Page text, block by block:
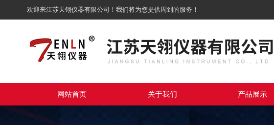
欢迎来江苏天翎仪器有限公司！我们将为您提供周到的服务！
网站首页 关于我们 产品展示